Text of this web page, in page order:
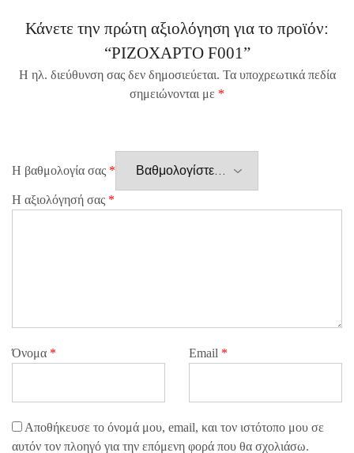
Κάνετε την πρώτη αξιολόγηση για το προϊόν:
“ΡΙΖΟΧΑΡΤΟ F001”
Η ηλ. διεύθυνση σας δεν δημοσιεύεται. Τα υποχρεωτικά πεδία
σημειώνονται με *
Η βαθμολογία σας *
Η αξιολόγησή σας *
Όνομα * Email *
Αποθήκευσε το όνομά μου, email, και τον ιστότοπο μου σε
αυτόν τον πλοηγό για την επόμενη φορά που θα σχολιάσω.